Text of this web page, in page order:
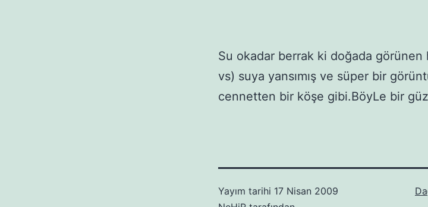
Su okadar berrak ki doğada
vs) suya yansımış ve süper bir
cennetten bir köşe gibi.BöyLe bir
Yayım tarihi 17 Nisan 2009